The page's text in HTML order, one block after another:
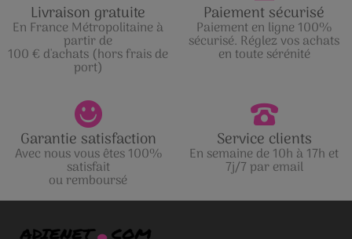
Livraison gratuite
En France Métropolitaine à
partir de
100 € d'achats (hors frais de
port)
Paiement sécurisé
Paiement en ligne 100%
sécurisé. Réglez vos achats
en toute sérénité
Garantie satisfaction
Avec nous vous êtes 100%
satisfait
ou remboursé
Service clients
En semaine de 10h à 17h et
7j/7 par email